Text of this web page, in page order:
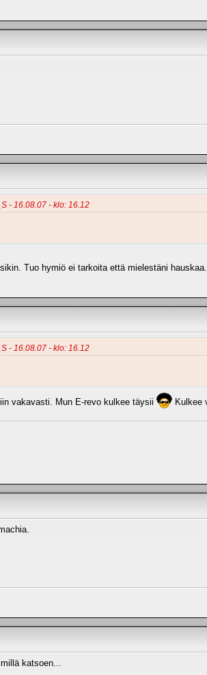
- 16.08.07 - klo: 16.12
Tuo hymiö ei tarkoita että mielestäni
- 16.08.07 - klo: 16.12
vakavasti. Mun E-revo kulkee täysii Kulkee
katsoen...